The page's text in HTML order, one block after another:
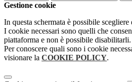
Gestione cookie
In questa schermata è possibile
I cookie necessari sono quelli che
piattaforma e non è possibile disabilitarli.
Per conoscere quali sono i cookie
visionare la COOKIE POLICY.